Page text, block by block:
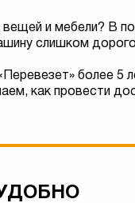
и мебели? В
слишком
более 5
как провести